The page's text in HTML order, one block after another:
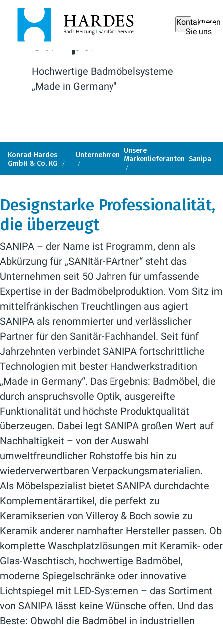
Kontaktieren
Sie uns
Sanipa
Hochwertige Badmöbelsysteme
„Made in Germany"
Konrad Hardes
GmbH & Co. KG
Unternehmen Unsere
Markenlieferanten Sanipa
Designstarke Professionalität,
die überzeugt
SANIPA – der Name ist Programm, denn als
Abkürzung für „SANItär-PArtner“ steht das
Unternehmen seit 50 Jahren für umfassende
Expertise in der Badmöbelproduktion. Vom Sitz im
mittelfränkischen Treuchtlingen aus agiert
SANIPA als renommierter und verlässlicher
Partner für den Sanitär-Fachhandel. Seit fünf
Jahrzehnten verbindet SANIPA fortschrittliche
Technologien mit bester Handwerkstradition
„Made in Germany“. Das Ergebnis: Badmöbel, die
durch anspruchsvolle Optik, ausgereifte
Funktionalität und höchste Produktqualität
überzeugen. Dabei legt SANIPA großen Wert auf
Nachhaltigkeit – von der Auswahl
umweltfreundlicher Rohstoffe bis hin zu
wiederverwertbaren Verpackungsmaterialien.
Als Möbelspezialist bietet SANIPA durchdachte
Komplementärartikel, die perfekt zu
Keramikserien von Villeroy & Boch sowie zu
Keramik anderer namhafter Hersteller passen. Ob
komplette Waschplatzlösungen mit Keramik- oder
Glas-Waschtisch, hochwertige Badmöbel,
moderne Spiegelschränke oder innovative
Lichtspiegel mit LED-Systemen – das Sortiment
von SANIPA lässt keine Wünsche offen. Und das
Beste: Obwohl die Badmöbel in industriellen